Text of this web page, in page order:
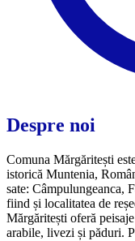
Despre noi
Comuna Mărgăritești
istorică Muntenia,
sate: Câmpulungeanca,
fiind și localitatea de
Mărgăritești oferă
arabile, livezi și păduri.